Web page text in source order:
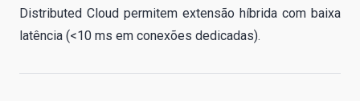
Distributed Cloud permitem extensão híbrida com baixa
latência (<10 ms em conexões dedicadas).